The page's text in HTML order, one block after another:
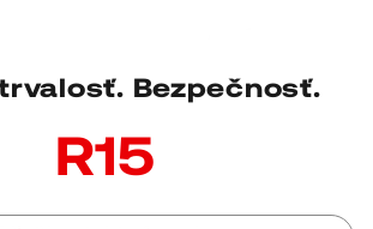
Bezpečnosť.
R15